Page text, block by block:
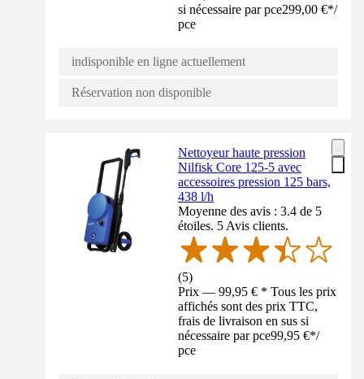
si nécessaire par pce299,00 €*/
pce
indisponible en ligne actuellement
Réservation non disponible
Nettoyeur haute pression
Nilfisk Core 125-5 avec
accessoires pression 125 bars,
438 l/h
Moyenne des avis : 3.4 de 5
étoiles. 5 Avis clients.
(5)
Prix — 99,95 € * Tous les prix
affichés sont des prix TTC,
frais de livraison en sus si
nécessaire par pce99,95 €*/
pce